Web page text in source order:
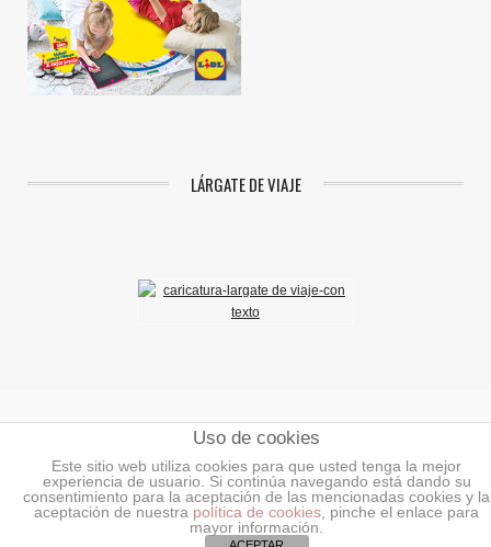
LÁRGATE DE VIAJE
Aviso Legal |Política de Privacidad |Política de Cookies
©2018 Mundoenlaces.Todos los derechos reservados.
INICIO AÑADIR ENLACES O BANNERS NOTICIAS
BLOG DE LA
TIENDA
Uso de cookies
Este sitio web utiliza cookies para que usted tenga la mejor
experiencia de usuario. Si continúa navegando está dando su
consentimiento para la aceptación de las mencionadas cookies y la
aceptación de nuestra política de cookies , pinche el enlace para
mayor información.